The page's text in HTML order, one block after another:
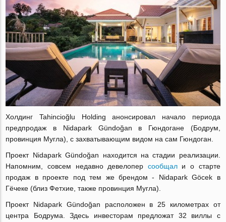
Холдинг Tahincioğlu Holding анонсировал начало периода
предпродаж в Nidapark Gündoğan в Гюндогане (Бодрум,
провинция Мугла), с захватывающим видом на сам Гюндоган.
Проект Nidapark Gündoğan находится на стадии реализации.
Напомним, совсем недавно девелопер сообщали о старте
продаж в проекте под тем же брендом - Nidapark Göcek в
Гёчеке (близ Фетхие, также провинция Мугла).
Проект Nidapark Gündoğan расположен в 25 километрах от
центра Бодрума. Здесь инвесторам предложат 32 виллы с